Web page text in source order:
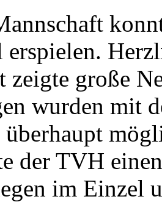
zeigte große
wurden mit
überhaupt
der TVH
im Einzel